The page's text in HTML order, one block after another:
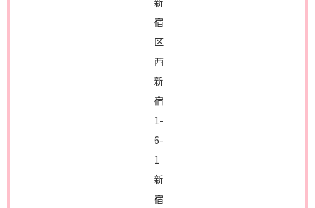
宿
区
西
新
宿
1-
6-
1
新
宿